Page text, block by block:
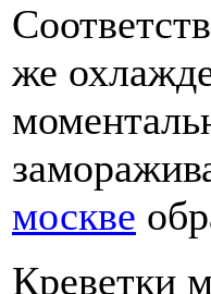
же
москве
Креветки